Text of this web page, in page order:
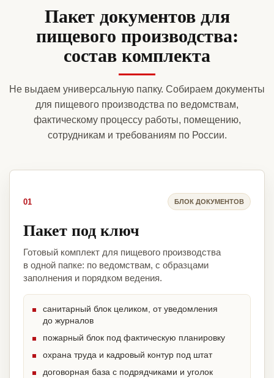
Пакет документов для
пищевого производства:
состав комплекта
Не выдаем универсальную папку. Собираем документы
для пищевого производства по ведомствам,
фактическому процессу работы, помещению,
сотрудникам и требованиям по России.
01 БЛОК ДОКУМЕНТОВ
Пакет под ключ
Готовый комплект для пищевого производства
в одной папке: по ведомствам, с образцами
заполнения и порядком ведения.
санитарный блок целиком, от уведомления
до журналов
пожарный блок под фактическую планировку
охрана труда и кадровый контур под штат
договорная база с подрядчиками и уголок